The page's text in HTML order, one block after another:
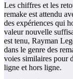
Les chiffres et les
remake est attendu
des expériences qui
valeur nouvelle
est tenu, Rayman
dans le genre des
voies similaires pour
ligne et hors ligne.